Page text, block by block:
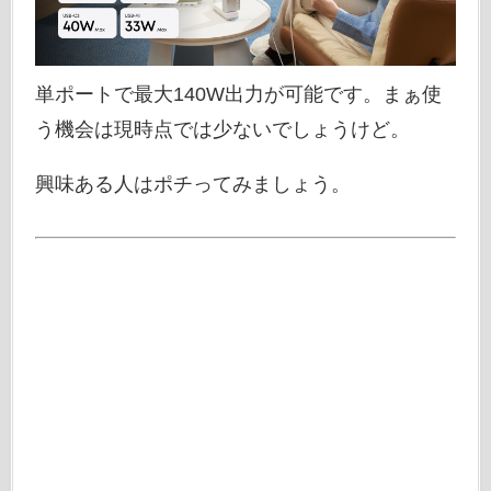
単ポートで最大140W出力が可能です。まぁ使
う機会は現時点では少ないでしょうけど。
興味ある人はポチってみましょう。